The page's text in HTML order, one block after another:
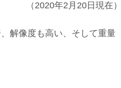
（2020年2月20日現在）
解像度も高い、そして重量